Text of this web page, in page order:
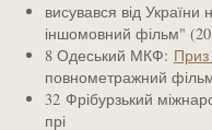
висувався від
іншомовний фільм"
8 Одеський МКФ:
повнометражний
32 Фрібурзький
прі